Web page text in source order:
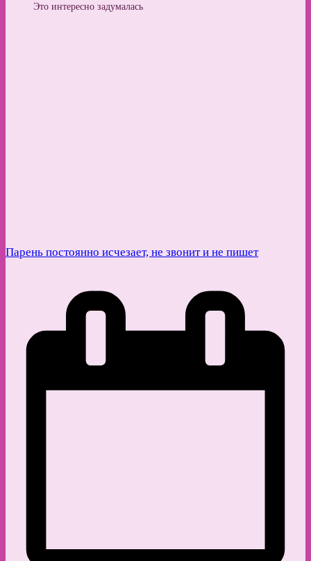
Это интересно задумалась
Парень постоянно исчезает, не звонит и не пишет